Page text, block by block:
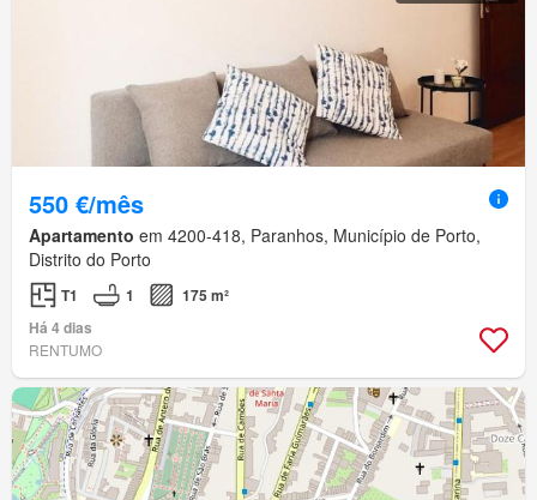
550 €/mês
Apartamento em 4200-418, Paranhos, Município de Porto,
Distrito do Porto
T1 1
175 m²
Há 4 dias
RENTUMO